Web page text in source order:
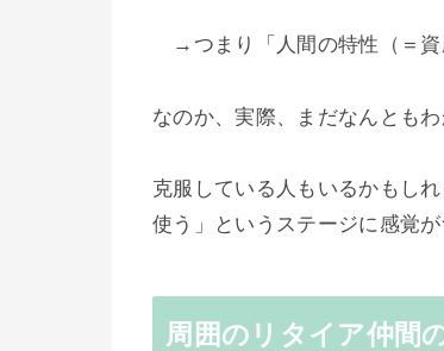
→つまり「人間の特性（＝資
なのか、実際、まだなんともわ
克服している人もいるかもし
使う」というステージに感覚が
周囲のリタイア仲間